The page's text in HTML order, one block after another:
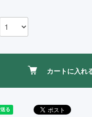
カートに入れ